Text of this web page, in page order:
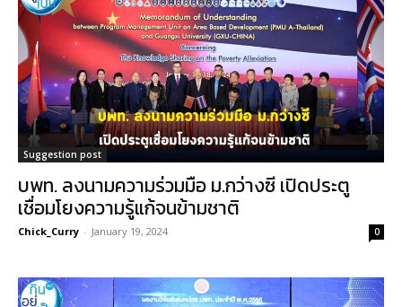
Suggestion post
บพท. ลงนามความร่วมมือ ม.กว่างซี เปิดประตู
เชื่อมโยงความรู้แก้จนข้ามชาติ
Chick_Curry - January 19, 2024 0